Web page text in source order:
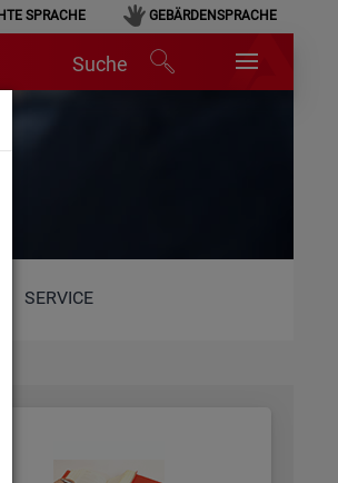
SPRACHE GEBÄRDENSPRACHE
Suche
SERVICE